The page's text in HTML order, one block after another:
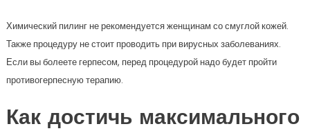
Химический пилинг не рекомендуется женщинам со смуглой кожей.
Также процедуру не стоит проводить при вирусных заболеваниях.
Если вы болеете герпесом, перед процедурой надо будет пройти
противогерпесную терапию.
Как достичь максимального